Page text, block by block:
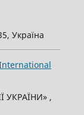
Україна
УКРАЇНИ» ,